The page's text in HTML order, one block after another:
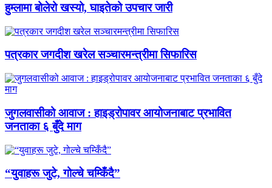
हुम्लामा बोलेरो खस्यो, घाइतेको उपचार जारी
पत्रकार जगदीश खरेल सञ्चारमन्त्रीमा सिफारिस
जुगलवासीको आवाज : हाइड्रोपावर आयोजनाबाट प्रभावित
जनताका ६ बुँदे माग
“युवाहरू जुटे, गोल्चे चम्किँदै”